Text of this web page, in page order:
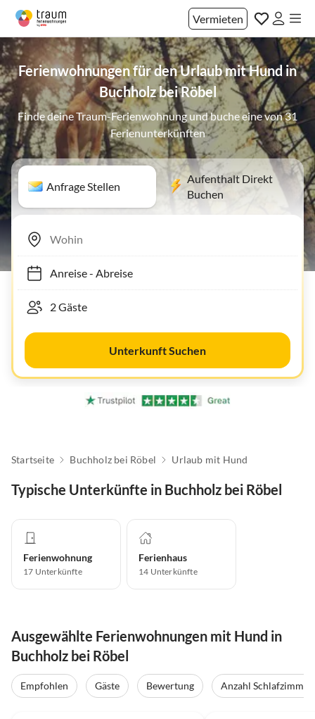
Vermieten
Ferienwohnungen für den Urlaub mit Hund in
Buchholz bei Röbel
Finde deine Traum-Ferienwohnung und buche eine von 31
Ferienunterkünften
Anfrage Stellen
Aufenthalt Direkt
Buchen
Anreise- Abreise
Unterkunft Suchen
Startseite Buchholz bei Röbel Urlaub mit Hund
Typische Unterkünfte in Buchholz bei Röbel
Ferienwohnung
17 Unterkünfte
Ferienhaus
14 Unterkünfte
Ausgewählte Ferienwohnungen mit Hund in
Buchholz bei Röbel
Empfohlen Gäste Bewertung
Anzahl Schlafzimmer